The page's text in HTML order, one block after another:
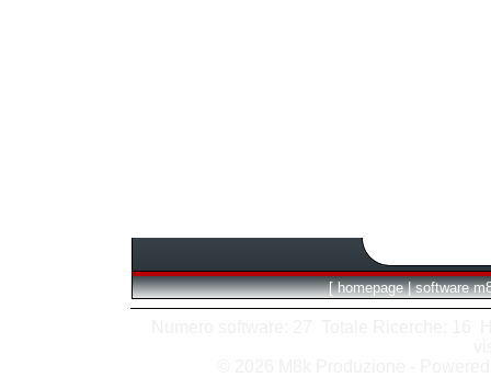
[ homepage | software